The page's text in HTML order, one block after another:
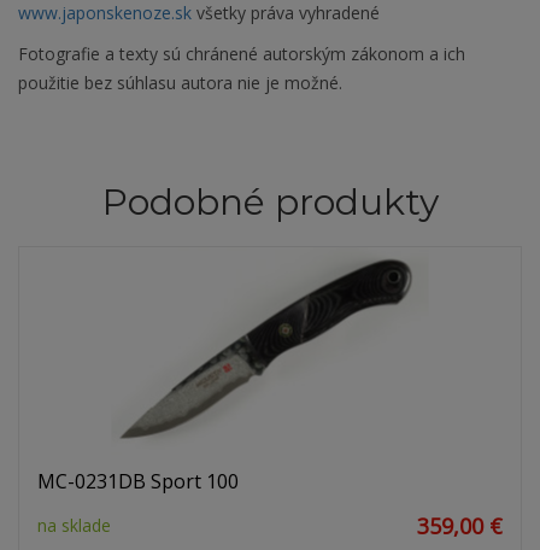
www.japonskenoze.sk všetky práva vyhradené
Fotografie a texty sú chránené autorským zákonom a ich
použitie bez súhlasu autora nie je možné.
Podobné produkty
MC-0231DB Sport 100
na sklade 359,00 €